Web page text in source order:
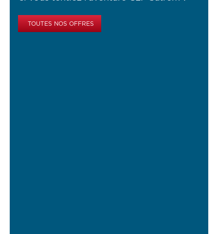
TOUTES NOS OFFRES